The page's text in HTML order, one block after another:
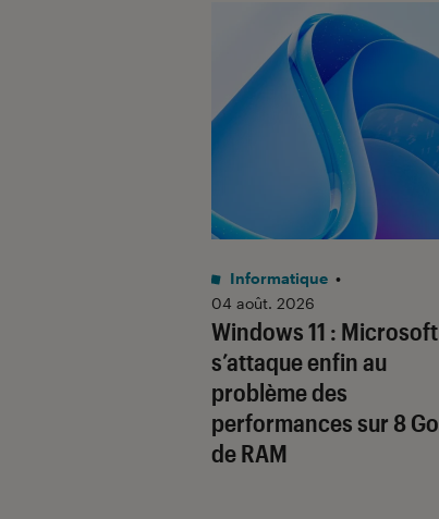
Windows 11 : Microsoft
s’attaque enfin au
problème des
performances sur 8 Go
de RAM
Informatique •
04 août. 2026